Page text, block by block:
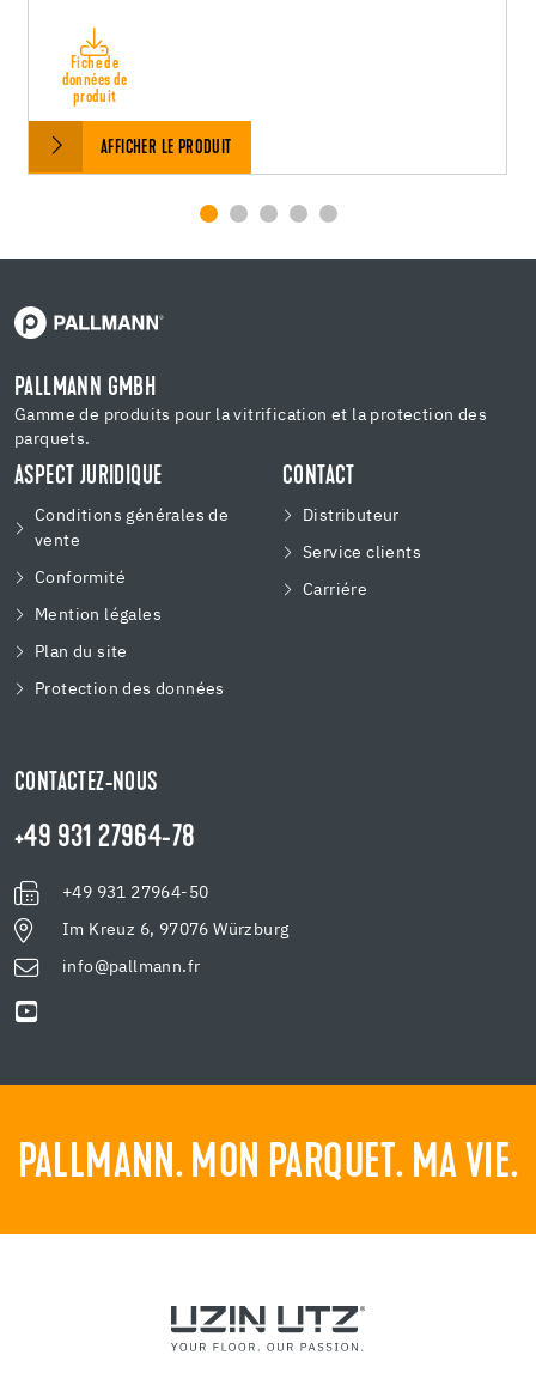
Fiche de
données de
produit
AFFICHER LE PRODUIT
PALLMANN GMBH
Gamme de produits pour la vitrification et la protection des
parquets.
ASPECT JURIDIQUE
Conditions générales de
vente
Conformité
Mention légales
Plan du site
Protection des données
CONTACT
Distributeur
Service clients
Carriére
CONTACTEZ-NOUS
+49 931 27964-78
+49 931 27964-50
Im Kreuz 6, 97076 Würzburg
info@pallmann.fr
PALLMANN. MON PARQUET. MA VIE.